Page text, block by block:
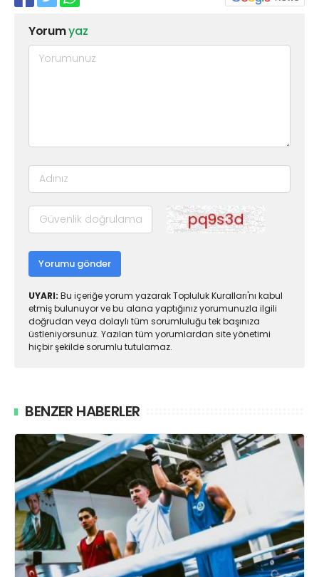
Yorumyaz
Yorumu gönder
UYARI: Bu içeriğe yorum yazarak Topluluk Kuralları'nı kabul
etmiş bulunuyor ve bu alana yaptığınız yorumunuzla ilgili
doğrudan veya dolaylı tüm sorumluluğu tek başınıza
üstleniyorsunuz. Yazılan tüm yorumlardan site yönetimi
hiçbir şekilde sorumlu tutulamaz.
BENZER HABERLER